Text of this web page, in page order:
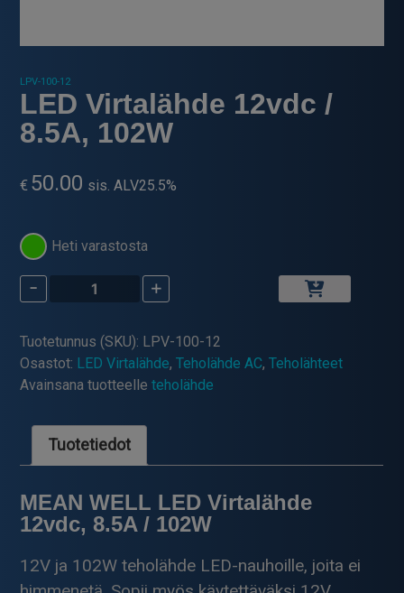
LPV-100-12
LED Virtalähde 12vdc /
8.5A, 102W
€ 50.00 sis. ALV25.5%
Heti varastosta
-
LED
Virtalähde
/
8.5A,
102W
+
Tuotetunnus (SKU): LPV-100-12
Osastot: LED Virtalähde,Teholähde AC,Teholähteet
Avainsana tuotteelleteholähde
Tuotetiedot
MEAN WELL LED Virtalähde
12vdc, 8.5A / 102W
12V ja 102W teholähde LED-nauhoille, joita ei